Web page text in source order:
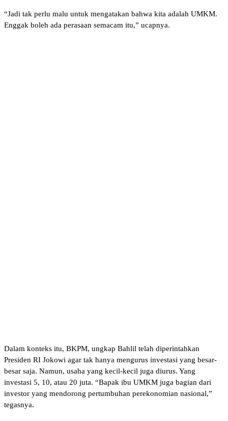
“Jadi tak perlu malu untuk mengatakan bahwa kita adalah UMKM.
Enggak boleh ada perasaan semacam itu,” ucapnya.
Dalam konteks itu, BKPM, ungkap Bahlil telah diperintahkan
Presiden RI Jokowi agar tak hanya mengurus investasi yang besar-
besar saja. Namun, usaha yang kecil-kecil juga diurus. Yang
investasi 5, 10, atau 20 juta. “Bapak ibu UMKM juga bagian dari
investor yang mendorong pertumbuhan perekonomian nasional,”
tegasnya.